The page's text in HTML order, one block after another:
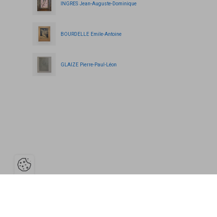
INGRES Jean-Auguste-Dominique
BOURDELLE Emile-Antoine
GLAIZE Pierre-Paul-Léon
Ouvrir la barre de gestion des